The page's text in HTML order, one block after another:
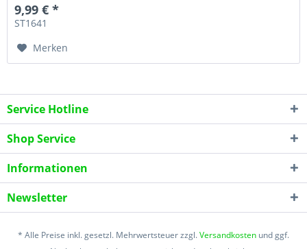
9,99 € *
ST1641
Merken
Service Hotline
Shop Service
Informationen
Newsletter
* Alle Preise inkl. gesetzl. Mehrwertsteuer zzgl.Versandkosten und ggf.